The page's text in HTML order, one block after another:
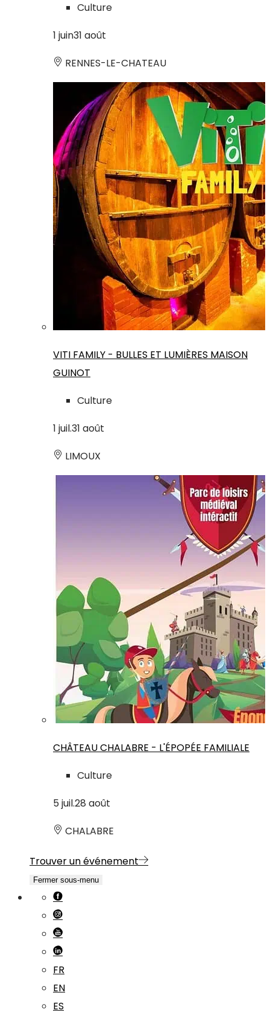
Culture
1 juin31 août
RENNES-LE-CHATEAU
VITI FAMILY - BULLES ET LUMIÈRES MAISON
GUINOT
Culture
1 juil.31 août
LIMOUX
CHÂTEAU CHALABRE - L'ÉPOPÉE FAMILIALE
Culture
5 juil.28 août
CHALABRE
Trouver un événement
Fermer sous-menu
FR
EN
ES